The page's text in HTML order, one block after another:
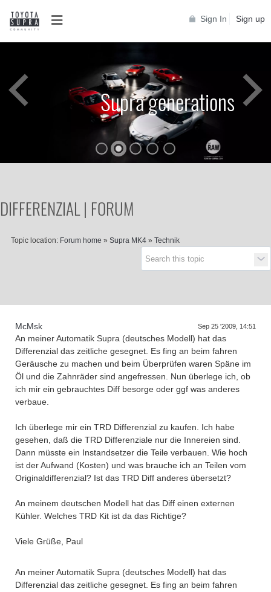
Sign In Sign up
generations
Supra generations
DIFFERENZIAL | FORUM
Topic location: Forum home » Supra MK4 » Technik
McMsk Sep 25 '2009, 14:51
An meiner Automatik Supra (deutsches Modell) hat das
Differenzial das zeitliche gesegnet. Es fing an beim fahren
Geräusche zu machen und beim Überprüfen waren Späne im
Öl und die Zahnräder sind angefressen. Nun überlege ich, ob
ich mir ein gebrauchtes Diff besorge oder ggf was anderes
verbaue.
Ich überlege mir ein TRD Differenzial zu kaufen. Ich habe
gesehen, daß die TRD Differenziale nur die Innereien sind.
Dann müsste ein Instandsetzer die Teile verbauen. Wie hoch
ist der Aufwand (Kosten) und was brauche ich an Teilen vom
Originaldifferenzial? Ist das TRD Diff anderes übersetzt?
An meinem deutschen Modell hat das Diff einen externen
Kühler. Welches TRD Kit ist da das Richtige?
Viele Grüße, Paul
An meiner Automatik Supra (deutsches Modell) hat das
Differenzial das zeitliche gesegnet. Es fing an beim fahren